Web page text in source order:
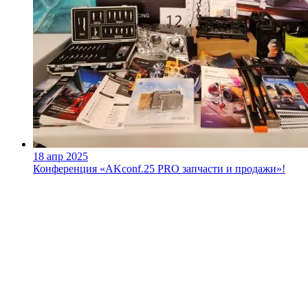
18 апр 2025
Конференция «AKconf.25 PRO запчасти и продажи»!